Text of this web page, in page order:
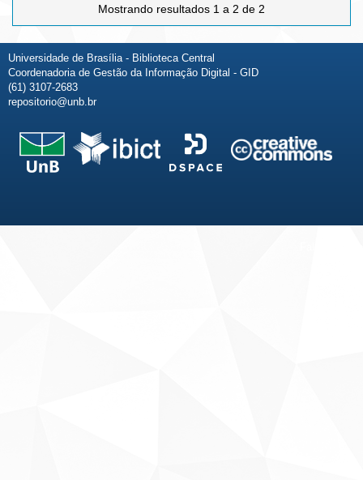
Mostrando resultados 1 a 2 de 2
Universidade de Brasília - Biblioteca Central
Coordenadoria de Gestão da Informação Digital - GID
(61) 3107-2683
repositorio@unb.br